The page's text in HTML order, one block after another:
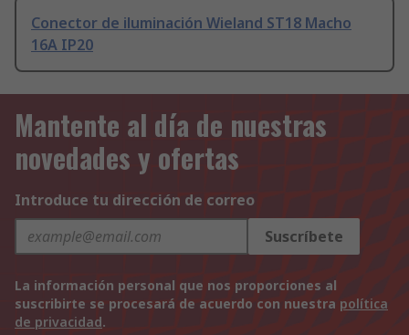
Conector de iluminación Wieland ST18 Macho
16A IP20
Mantente al día de nuestras
novedades y ofertas
Introduce tu dirección de correo
Suscríbete
La información personal que nos proporciones al
suscribirte se procesará de acuerdo con nuestra política
de privacidad.